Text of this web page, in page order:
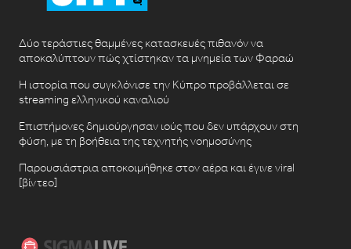
Δύο τεράστιες θαμμένες κατασκευές πιθανόν να
αποκαλύπτουν πώς χτίστηκαν τα μνημεία των Φαραώ
Η ιστορία που συγκλόνισε την Κύπρο προβάλλεται σε
streaming ελληνικού καναλιού
Επιστήμονες δημιούργησαν ιούς που δεν υπάρχουν στη
φύση, με τη βοήθεια της τεχνητής νοημοσύνης
Παρουσιάστρια αποκοιμήθηκε στον αέρα και έγινε viral
[βίντεο]